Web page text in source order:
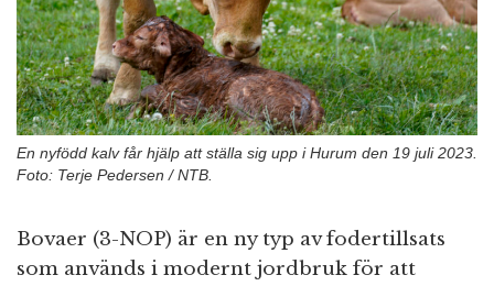
En nyfödd kalv får hjälp att ställa sig upp i Hurum den 19 juli 2023.
Foto: Terje Pedersen / NTB.
Bovaer (3-NOP) är en ny typ av fodertillsats
som används i modernt jordbruk för att